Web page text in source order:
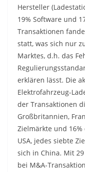
Hersteller
19% Software und
Transaktionen
statt, was sich nur
Marktes, d.h. das
erklären lässt. Die
Elektrofahrzeug-
der Transaktionen
Großbritannien,
Zielmärkte und
USA, jedes siebte
sich in China. Mit
bei M&A-